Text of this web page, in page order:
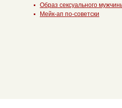
Образ сексуального
Мейк-ап по-советски